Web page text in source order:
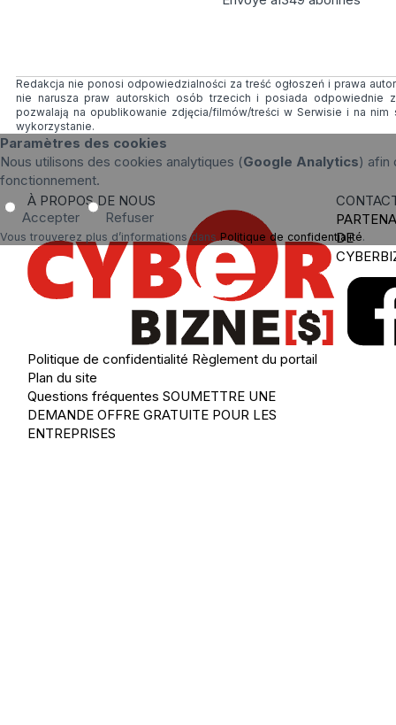
Redakcja nie ponosi odpowiedzialności za treść ogłoszeń i prawa
nie narusza praw autorskich osób trzecich i posiada odpowiednie
pozwalają na opublikowanie zdjęcia/filmów/treści w Serwisie i na
wykorzystanie.
Paramètres des cookies
Nous utilisons des cookies analytiques (Google Analytics) afin
fonctionnement.
Accepter Refuser
Vous trouverez plus d’informations dansPolitique de confidentialité.
À PROPOS DE NOUS
Politique de confidentialité Règlement du portail
Plan du site
Questions fréquentes SOUMETTRE UNE
DEMANDE OFFRE GRATUITE POUR LES
ENTREPRISES
DE